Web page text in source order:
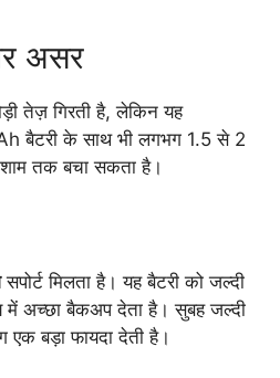
असर
तेज़ गिरती है, लेकिन यह
बैटरी के साथ भी लगभग 1.5 से 2
तक बचा सकता है।
सपोर्ट मिलता है। यह बैटरी को जल्दी
अच्छा बैकअप देता है। सुबह जल्दी
एक बड़ा फायदा देती है।